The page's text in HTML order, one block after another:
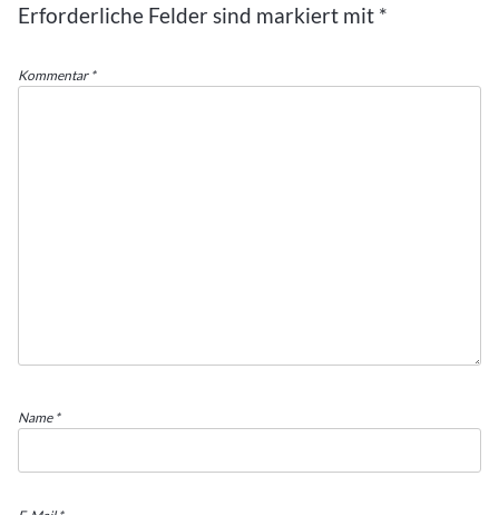
Erforderliche Felder sind markiert mit *
Kommentar *
Name *